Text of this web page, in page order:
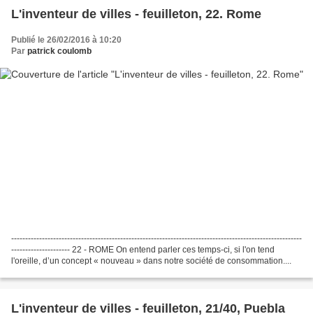
L'inventeur de villes - feuilleton, 22. Rome
Publié le 26/02/2016 à 10:20
Par patrick coulomb
--------------------------------------------------------------------------------------------------------
--------------------- 22 - ROME On entend parler ces temps-ci, si l'on tend
l'oreille, d’un concept « nouveau » dans notre société de consommation....
L'inventeur de villes - feuilleton, 21/40, Puebla